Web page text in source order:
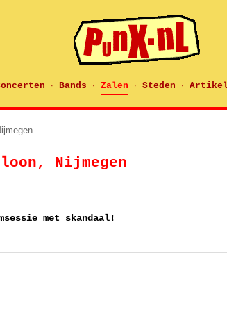
· Bands · Zalen · Steden ·
Nijmegen
met skandaal!